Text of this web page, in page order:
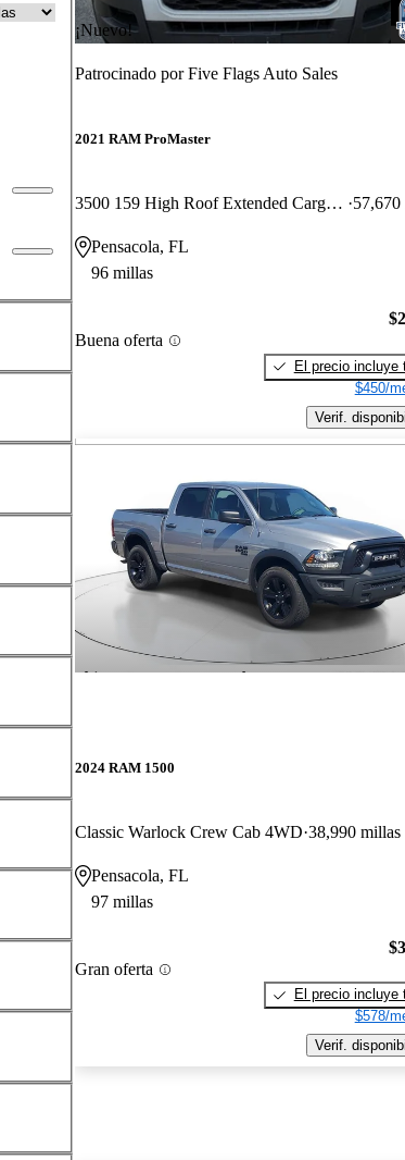
¡Nuevo!
Patrocinado porFive Flags Auto Sales
2021 RAM ProMaster
3500 159 High Roof Extended Cargo Van FWD 57,670
Pensacola, FL
96 millas
Buena oferta
El precio incluye
$450/
Verif.
2024 RAM 1500
Classic Warlock Crew Cab 4WD 38,990 millas
Pensacola, FL
97 millas
Gran oferta
El precio incluye
$578/
Verif.